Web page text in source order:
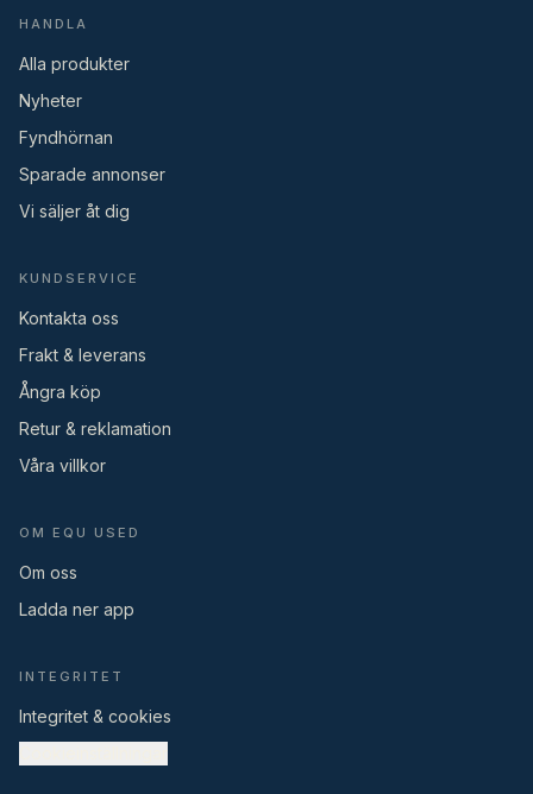
HANDLA
Alla produkter
Nyheter
Fyndhörnan
Sparade annonser
Vi säljer åt dig
KUNDSERVICE
Kontakta oss
Frakt & leverans
Ångra köp
Retur & reklamation
Våra villkor
OM EQU USED
Om oss
Ladda ner app
INTEGRITET
Integritet & cookies